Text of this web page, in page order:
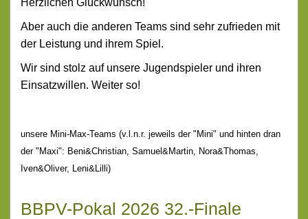
Aber auch die anderen Teams sind sehr zufrieden mit
der Leistung und ihrem Spiel.
Wir sind stolz auf unsere Jugendspieler und ihren
Einsatzwillen. Weiter so!
unsere Mini-Max-Teams (v.l.n.r. jeweils der "Mini" und hinten dran
der "Maxi": Beni&Christian, Samuel&Martin, Nora&Thomas,
Iven&Oliver, Leni&Lilli)
BBPV-Pokal 2026 32.-Finale